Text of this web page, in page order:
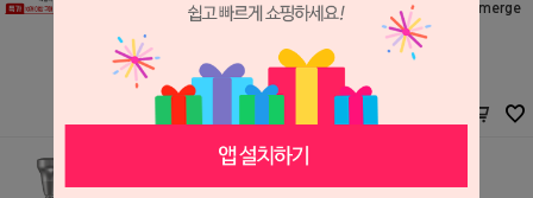
레귤러 5.0 (Surbmerge
티스트롱
S2505202
2,800원
2,800원
레귤러 7.0 (Surbmerge
d)
티스트롱
2,800원
2,800원